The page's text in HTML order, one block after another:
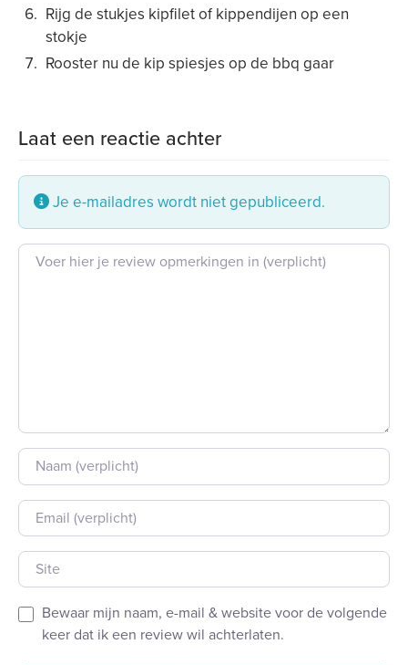
Rijg de stukjes kipfilet of kippendijen op een
stokje
Rooster nu de kip spiesjes op de bbq gaar
Laat een reactie achter
Je e-mailadres wordt niet gepubliceerd.
Beoordeling tekst
Naam
E-mail
Site
Bewaar mijn naam, e-mail & website voor de volgende
keer dat ik een review wil achterlaten.